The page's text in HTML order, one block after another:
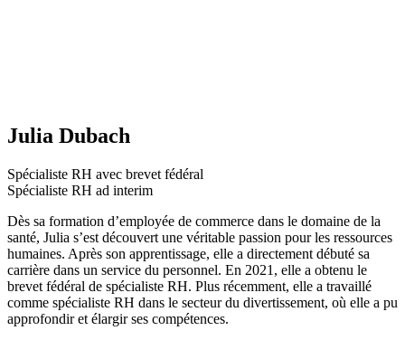
Julia Dubach
Spécialiste RH avec brevet fédéral
Spécialiste RH ad interim
Dès sa formation d’employée de commerce dans le domaine de la
santé, Julia s’est découvert une véritable passion pour les ressources
humaines. Après son apprentissage, elle a directement débuté sa
carrière dans un service du personnel. En 2021, elle a obtenu le
brevet fédéral de spécialiste RH. Plus récemment, elle a travaillé
comme spécialiste RH dans le secteur du divertissement, où elle a pu
approfondir et élargir ses compétences.